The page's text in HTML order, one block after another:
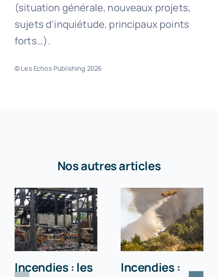
(situation générale, nouveaux projets,
sujets d’inquiétude, principaux points
forts…).
© Les Echos Publishing 2026
Nos autres articles
Incendies : les
Incendies :